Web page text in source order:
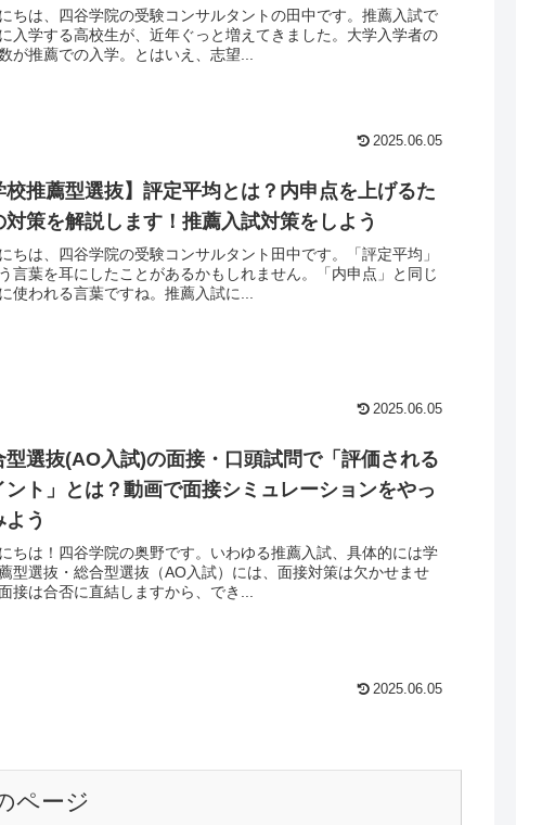
ちは、四谷学院の受験コンサルタントの田中です。推薦入試で
入学する高校生が、近年ぐっと増えてきました。大学入学者の
が推薦での入学。とはいえ、志望...
2025.06.05
校推薦型選抜】評定平均とは？内申点を上げるた
対策を解説します！推薦入試対策をしよう
ちは、四谷学院の受験コンサルタント田中です。「評定平均」
言葉を耳にしたことがあるかもしれません。「内申点」と同じ
使われる言葉ですね。推薦入試に...
2025.06.05
型選抜(AO入試)の面接・口頭試問で「評価される
ント」とは？動画で面接シミュレーションをやっ
よう
ちは！四谷学院の奥野です。いわゆる推薦入試、具体的には学
型選抜・総合型選抜（AO入試）には、面接対策は欠かせませ
接は合否に直結しますから、でき...
2025.06.05
ページ